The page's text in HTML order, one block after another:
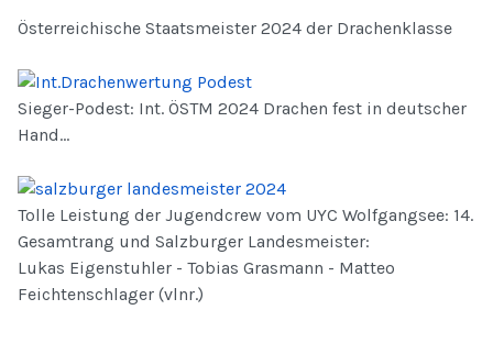
Österreichische Staatsmeister 2024 der Drachenklasse
Sieger-Podest: Int. ÖSTM 2024 Drachen fest in deutscher
Hand...
Tolle Leistung der Jugendcrew vom UYC Wolfgangsee: 14.
Gesamtrang und Salzburger Landesmeister:
Lukas Eigenstuhler - Tobias Grasmann - Matteo
Feichtenschlager (vlnr.)